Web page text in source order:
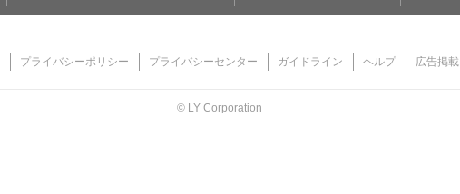
プライバシーポリシー プライバシーセンター ガイドライン ヘルプ 広告掲載
© LY Corporation